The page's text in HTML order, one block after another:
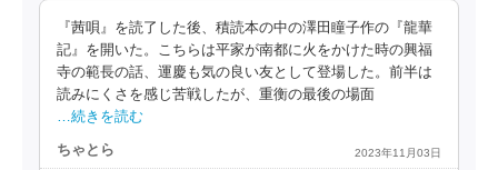
『茜唄』を読了した後、積読本の中の澤田瞳子作の『龍華
記』を開いた。こちらは平家が南都に火をかけた時の興福
寺の範長の話、運慶も気の良い友として登場した。前半は
読みにくさを感じ苦戦したが、重衡の最後の場面
…続きを読む
ちゃとら 2023年11月03日